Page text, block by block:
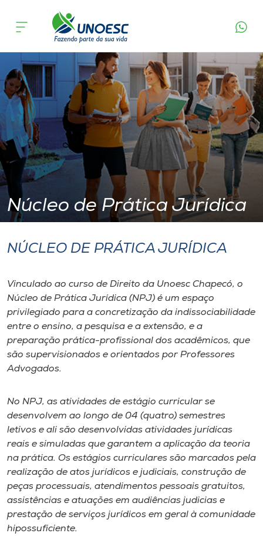
Cursos
Onde estamos
Pesquisa
Atendimento ao Estudante
Portal de Ensino
A
Unoesc
Internacionalização
I.nova
Diplomados
Cultura
Biblioteca
Editora
Rádio
Museu
Núcleo de Prática Jurídica – Chapecó
Núcleo de Prática Jurídica
NÚCLEO DE PRÁTICA JURÍDICA
Vinculado ao curso de Direito da Unoesc Chapecó, o
Núcleo de Prática Jurídica (NPJ) é um espaço
privilegiado para a concretização da indissociabilidade
entre o ensino, a pesquisa e a extensão, e a
preparação prática-profissional dos acadêmicos, que
são supervisionados e orientados por Professores
Advogados.
No NPJ, as atividades de estágio curricular se
desenvolvem ao longo de 04 (quatro) semestres
letivos e ali são desenvolvidas atividades jurídicas
reais e simuladas que garantem a aplicação da teoria
na prática. Os estágios curriculares são marcados pela
realização de atos jurídicos e judiciais, construção de
peças processuais, atendimentos pessoais gratuitos,
assistências e atuações em audiências judicias e
prestação de serviços jurídicos em geral à comunidade
hipossuficiente.